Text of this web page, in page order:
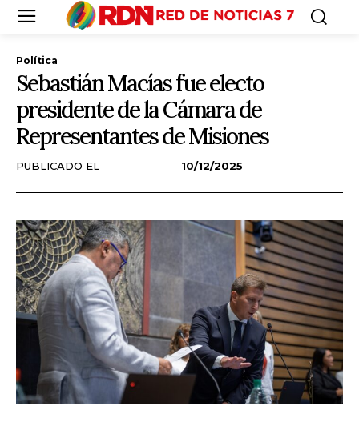
Política
Sebastián Macías fue electo
presidente de la Cámara de
Representantes de Misiones
PUBLICADO EL 10/12/2025